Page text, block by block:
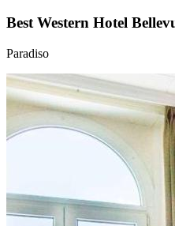
Best Western Hotel
Paradiso